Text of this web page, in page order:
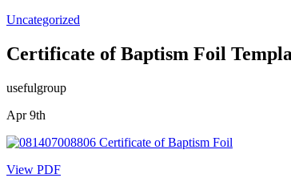
Uncategorized
Certificate of Baptism Foil
usefulgroup
Apr 9th
View PDF